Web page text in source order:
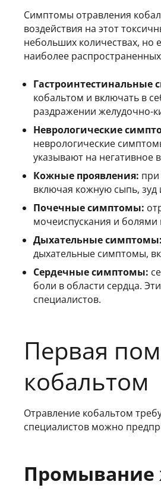
Симптомы отравления
воздействия на этот
небольших количествах, но
наиболее
Гастроинтестинальные
кобальтом и включать в
раздражении желудочно-
Неврологические
неврологические
указывают на негативное
Кожные проявления:
включая кожную сыпь, зуд
Почечные симптомы:
мочеиспускания и болями
Дыхательные симптомы:
дыхательные симптомы,
Сердечные симптомы:
боли в области сердца.
специалистов.
Первая
кобальтом
Отравление кобальтом
специалистов можно
Промывание